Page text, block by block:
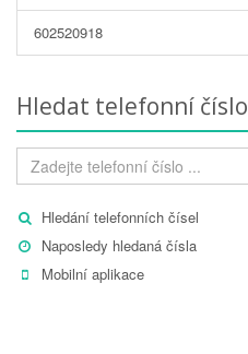
602520918
Hledat telefonní číslo
Hledání telefonních čísel
Naposledy hledaná čísla
Mobilní aplikace